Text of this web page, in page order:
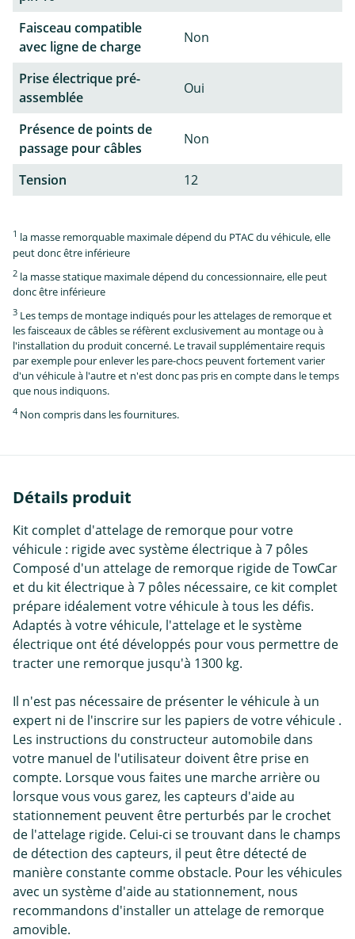
Faisceau compatible
avec ligne de charge
Non
Prise électrique pré-
assemblée
Oui
Présence de points de
passage pour câbles
Non
Tension 12
1 la masse remorquable maximale dépend du PTAC du véhicule, elle
peut donc être inférieure
2 la masse statique maximale dépend du concessionnaire, elle peut
donc être inférieure
3 Les temps de montage indiqués pour les attelages de remorque et
les faisceaux de câbles se réfèrent exclusivement au montage ou à
l'installation du produit concerné. Le travail supplémentaire requis
par exemple pour enlever les pare-chocs peuvent fortement varier
d'un véhicule à l'autre et n'est donc pas pris en compte dans le temps
que nous indiquons.
4 Non compris dans les fournitures.
Détails produit
Kit complet d'attelage de remorque pour votre
véhicule : rigide avec système électrique à 7 pôles
Composé d'un attelage de remorque rigide de TowCar
et du kit électrique à 7 pôles nécessaire, ce kit complet
prépare idéalement votre véhicule à tous les défis.
Adaptés à votre véhicule, l'attelage et le système
électrique ont été développés pour vous permettre de
tracter une remorque jusqu'à 1300 kg.
Il n'est pas nécessaire de présenter le véhicule à un
expert ni de l'inscrire sur les papiers de votre véhicule .
Les instructions du constructeur automobile dans
votre manuel de l'utilisateur doivent être prise en
compte. Lorsque vous faites une marche arrière ou
lorsque vous vous garez, les capteurs d'aide au
stationnement peuvent être perturbés par le crochet
de l'attelage rigide. Celui-ci se trouvant dans le champs
de détection des capteurs, il peut être détecté de
manière constante comme obstacle. Pour les véhicules
avec un système d'aide au stationnement, nous
recommandons d'installer un attelage de remorque
amovible.